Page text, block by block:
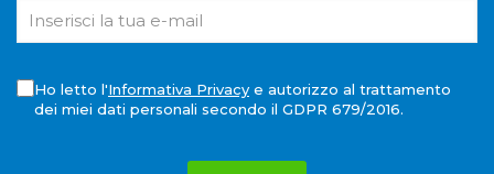
Ho letto l'Informativa Privacye autorizzo al trattamento
dei miei dati personali secondo il GDPR 679/2016.